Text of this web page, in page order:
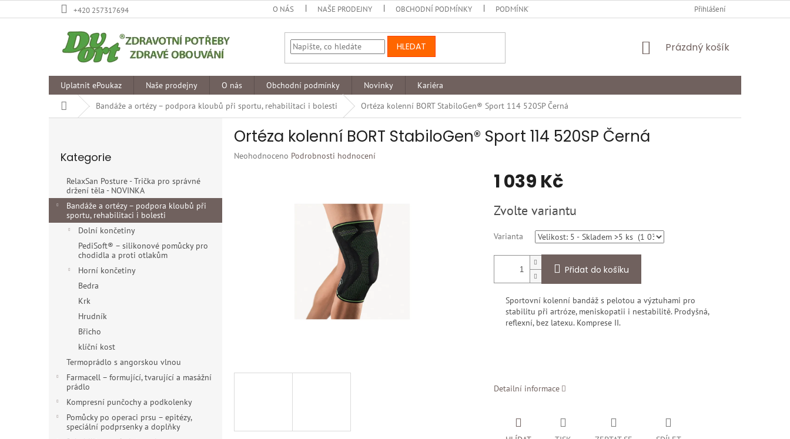
na
+420 257317694 O NÁS NAŠE PRODEJNY OBCHODNÍ PODMÍNKY PODMÍNKY OCHRANY OSOBNÍCH ÚDAJŮ ODSTOUPENÍ OD
Přihlášení
HLEDAT
NÁKUPNÍ
Prázdný košík
Uplatnit ePoukaz Naše prodejny O nás Obchodní podmínky Novinky
Kariéra
Domů
Bandáže a ortézy – podpora kloubů při sportu, rehabilitaci i bolesti Ortéza kolenní BORT StabiloGen® Sport 114 520SP Černá
n
í
kategorie
Kategorie
RelaxSan Posture - Trička pro správné
držení těla - NOVINKA
Bandáže a ortézy – podpora kloubů při
sportu, rehabilitaci i bolesti
Dolní končetiny
PediSoft® – silikonové pomůcky pro
chodidla a proti otlakům
Horní končetiny
Bedra
Krk
Hrudník
Břicho
klíční kost
Termoprádlo s angorskou vlnou
Farmacell – formující, tvarující a masážní
prádlo
Kompresní punčochy a podkolenky
Pomůcky po operaci prsu – epitézy,
speciální podprsenky a doplňky
Ortéza kolenní BORT StabiloGen® Sport 114 520SP Černá
Průměrné
Neohodnoceno Podrobnosti hodnocení
1 039 Kč
cena:
Zvolte variantu
Varianta
Přidat do košíku
Sportovní kolenní bandáž s pelotou a výztuhami pro
stabilitu při artróze, meniskopatii i nestabilitě. Prodyšná,
reflexní, bez latexu. Komprese II.
Detailní informace